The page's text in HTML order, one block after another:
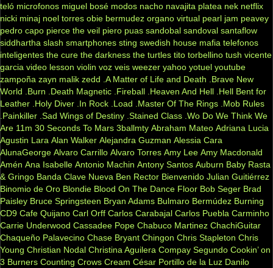
teló microfonos miguel bosé modos nacho navajita platea nek netflix
nicki minaj noel torres obie bermudez organo virtual pearl jam peavey
pedro capo pierce the veil piero puas sandobal sandoval santaflow
siddhartha slash smartphones sting swedish house mafia telefonos
inteligentes the cure the darkness the turtles tito torbellino tush vicente
garcia video lesson violin voz veis weezer yahoo yotuel youtube
zampoña zayn malik zedd .A Matter of Life and Death
.Brave New
World
.Burn .Death Magnetic .Fireball .Heaven And Hell .Hell Bent for
Leather .Holy Diver .In Rock .Load .Master Of The Rings .Mob Rules
.Painkiller .Sad Wings of Destiny .Stained Class .Wo Do We Think We
Are 11m 30 Seconds To Mars 3ballmty Abraham Mateo Adriana Lucia
Agustin Lara Alan Walker Alejandra Guzman Alessia Cara
AlunaGeorge Alvaro Carrillo Alvaro Torres Amy Lee Amy Macdonald
Amén Ana Isabelle Antonio Machin Antony Santos Auburn Baby Rasta
& Gringo Banda Clave Nueva Ben Rector Bienvenido Julian Guitiérrez
Binomio de Oro Blondie Blood On The Dance Floor Bob Seger Brad
Paisley Bruce Springsteen Bryan Adams Bulmaro Bermúdez Burning
CD9 Cafe Quijano Carl Orff Carlos Carabajal Carlos Puebla Carminho
Carrie Underwood Cassadee Pope Chabuco Martinez ChachiGuitar
Chaqueño Palavecino Chase Bryant Chingon Chris Stapleton Chris
Young Christian Nodal Christina Aguilera Compay Segundo Cookin’ on
3 Burners Counting Crows Cream César Portillo de la Luz Danilo